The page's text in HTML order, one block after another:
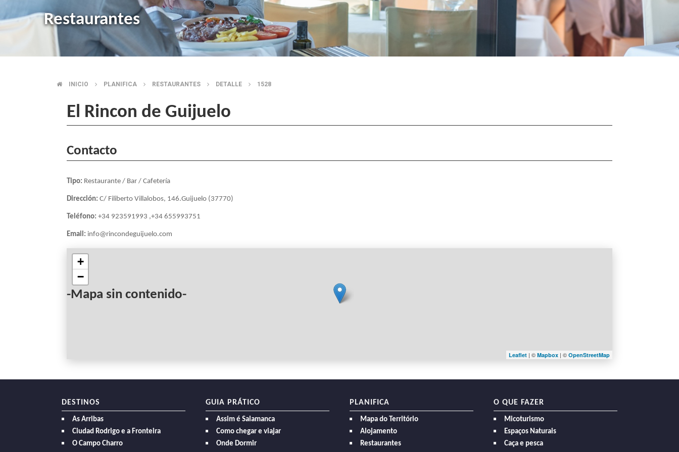
Restaurantes
BREADCRUMB
INICIO PLANIFICA RESTAURANTES DETALLE 1528
El Rincon de Guijuelo
Contacto
Tipo: Restaurante / Bar / Cafetería
Dirección: C/ Filiberto Villalobos, 146.Guijuelo (37770)
Teléfono: +34 923591993 ,+34 655993751
Email: info@rincondeguijuelo.com
-Mapa sin contenido-
+
−
Leaflet | © Mapbox | © OpenStreetMap
DESTINOS
As Arribas
Ciudad Rodrigo e a Fronteira
O Campo Charro
GUIA PRÁTICO
Assim é Salamanca
Como chegar e viajar
Onde Dormir
PLANIFICA
Mapa do Território
Alojamento
Restaurantes
O QUE FAZER
Micoturismo
Espaços Naturais
Caça e pesca